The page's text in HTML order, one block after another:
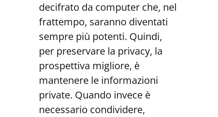
decifrato da computer che, nel
frattempo, saranno diventati
sempre più potenti. Quindi,
per preservare la privacy, la
prospettiva migliore, è
mantenere le informazioni
private. Quando invece è
necessario condividere,